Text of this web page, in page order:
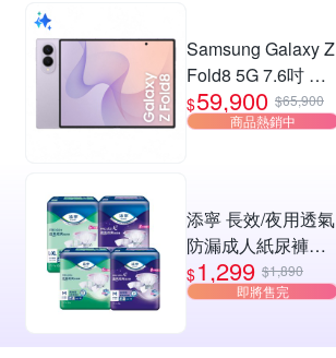
Samsung Galaxy Z
Fold8 5G 7.6吋 摺
疊手機 (12G/512G)
$59,900 $65,900
商品熱銷中
添寧 長效/夜用透氣
防漏成人紙尿褲
M/L-XL(6包/箱購,黏
貼型)
$1,299 $1,890
即將售完